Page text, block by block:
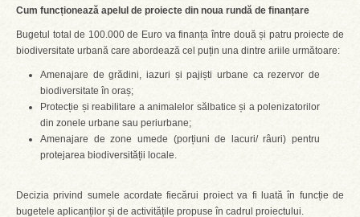
Cum funcționează apelul de proiecte din noua rundă de finanțare
Bugetul total de 100.000 de Euro va finanța între două și patru proiecte de
biodiversitate urbană care abordează cel puțin una dintre ariile următoare:
Amenajare de grădini, iazuri și pajiști urbane ca rezervor de
biodiversitate în oraș;
Protecție și reabilitare a animalelor sălbatice și a polenizatorilor
din zonele urbane sau periurbane;
Amenajare de zone umede (porțiuni de lacuri/ râuri) pentru
protejarea biodiversității locale.
Decizia privind sumele acordate fiecărui proiect va fi luată în funcție de
bugetele aplicanților și de activitățile propuse în cadrul proiectului.